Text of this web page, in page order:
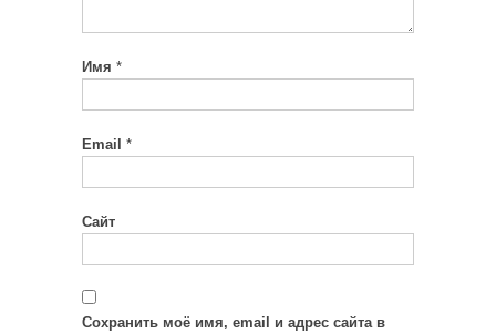
Имя *
Email *
Сайт
Сохранить моё имя, email и адрес сайта в